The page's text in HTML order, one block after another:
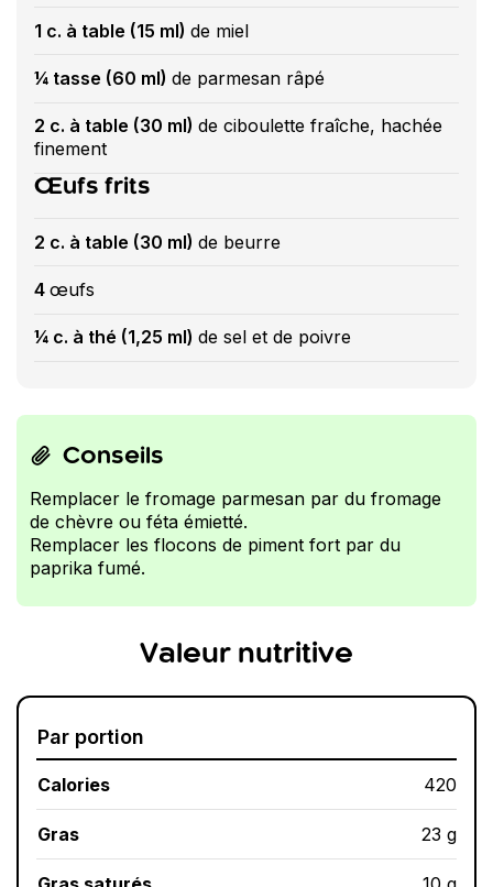
1 c. à table (15 ml) de miel
¼ tasse (60 ml) de parmesan râpé
2 c. à table (30 ml) de ciboulette fraîche, hachée
finement
Œufs frits
2 c. à table (30 ml) de beurre
4 œufs
¼ c. à thé (1,25 ml) de sel et de poivre
Conseils
Remplacer le fromage parmesan par du fromage
de chèvre ou féta émietté.
Remplacer les flocons de piment fort par du
paprika fumé.
Valeur nutritive
Par portion
Calories 420
Gras 23 g